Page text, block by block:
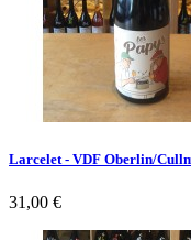
Larcelet - VDF Oberlin/
Prix
31,00 €